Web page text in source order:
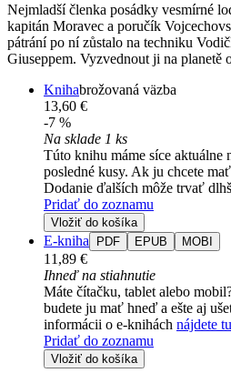
Nejmladší členka posádky vesmírné
kapitán Moravec a poručík
pátrání po ní zůstalo na techniku
Giuseppem. Vyzvednout ji na planetě
Knihabrožovaná väzba
13,60 €
-7 %
Na sklade 1 ks
Túto knihu máme síce aktuálne
posledné kusy. Ak ju chcete
Dodanie ďalších môže trvať
Pridať do zoznamu
Vložiť do košíka
E-kniha PDF EPUB MOBI
11,89 €
Ihneď na stiahnutie
Máte čítačku, tablet alebo
budete ju mať hneď a ešte aj
informácii o e-knihách nájdete tu
Pridať do zoznamu
Vložiť do košíka